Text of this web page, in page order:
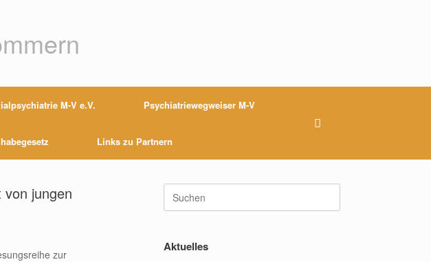
M-V e.V. Psychiatriewegweiser M-V
Links zu Partnern
von jungen
zur
nach:
Aktuelles